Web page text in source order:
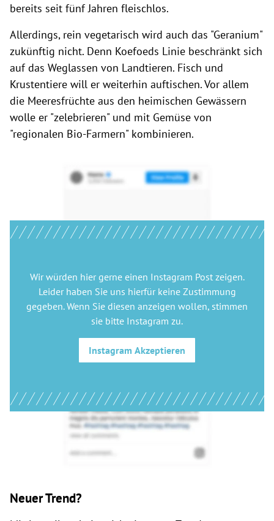
bereits seit fünf Jahren fleischlos.
Allerdings, rein vegetarisch wird auch das "Geranium"
zukünftig nicht. Denn Koefoeds Linie beschränkt sich
auf das Weglassen von Landtieren. Fisch und
Krustentiere will er weiterhin auftischen. Vor allem
die Meeresfrüchte aus den heimischen Gewässern
wolle er "zelebrieren" und mit Gemüse von
"regionalen Bio-Farmern" kombinieren.
Wir würden hier gerne einen Instagram Postzeigen.
Leider haben Sie uns hierfür keine Zustimmung
gegeben. Wenn Sie diesen anzeigen wollen, stimmen
sie bitte Instagram zu.
Instagram Akzeptieren
Neuer Trend?